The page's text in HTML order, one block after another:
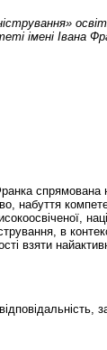
імені Івана
спрямована
набуття
в
взяти